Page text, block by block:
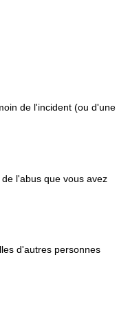
de l'incident (ou d'une
l'abus que vous avez
d'autres personnes